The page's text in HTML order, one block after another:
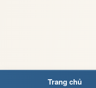
Trang chủ